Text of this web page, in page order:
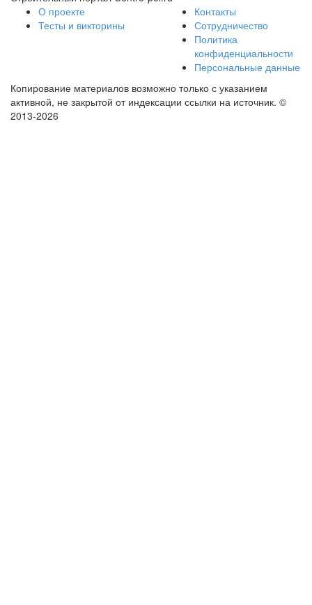
О проекте
Тесты и викторины
Контакты
Сотрудничество
Политика
конфиденциальности
Персональные данные
Копирование материалов возможно только с указанием
активной, не закрытой от индексации ссылки на источник. ©
2013-2026